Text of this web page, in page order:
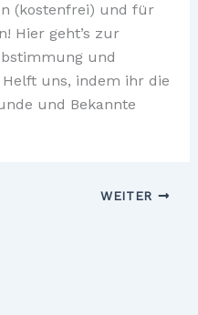
(kostenfrei) und für
Hier geht’s zur
und
uns, indem ihr die
und Bekannte
WEITER